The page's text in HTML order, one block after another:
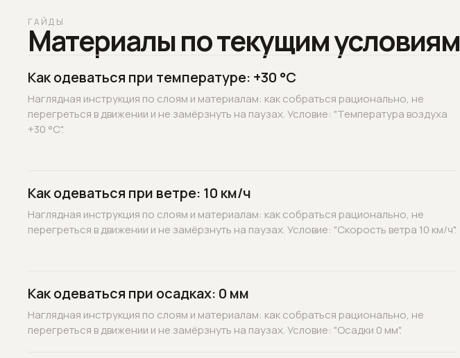
ГАЙДЫ
Материалы по текущим условиям
Как одеваться при температуре: +30 °C
Наглядная инструкция по слоям и материалам: как собраться рационально, не
перегреться в движении и не замёрзнуть на паузах. Условие: "Температура воздуха
+30 °C".
Как одеваться при ветре: 10 км/ч
Наглядная инструкция по слоям и материалам: как собраться рационально, не
перегреться в движении и не замёрзнуть на паузах. Условие: "Скорость ветра 10 км/ч".
Как одеваться при осадках: 0 мм
Наглядная инструкция по слоям и материалам: как собраться рационально, не
перегреться в движении и не замёрзнуть на паузах. Условие: "Осадки 0 мм".